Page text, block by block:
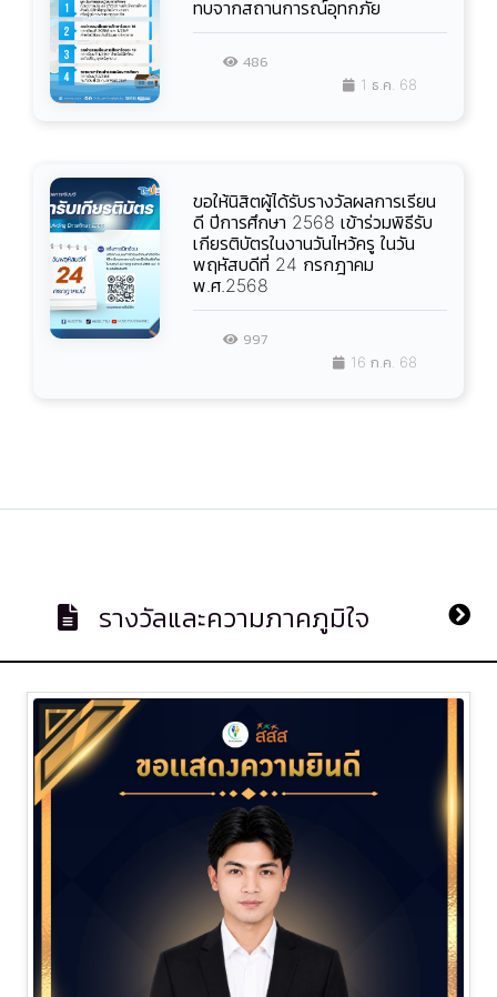
ทบจากสถานการณ์อุทกภัย
486
1 ธ.ค. 68
ขอให้นิสิตผู้ได้รับรางวัลผลการเรียน
ดี ปีการศึกษา 2568 เข้าร่วมพิธีรับ
เกียรติบัตรในงานวันไหว้ครู ในวัน
พฤหัสบดีที่ 24 กรกฎาคม
พ.ศ.2568
997
16 ก.ค. 68
รางวัลและความภาคภูมิใจ